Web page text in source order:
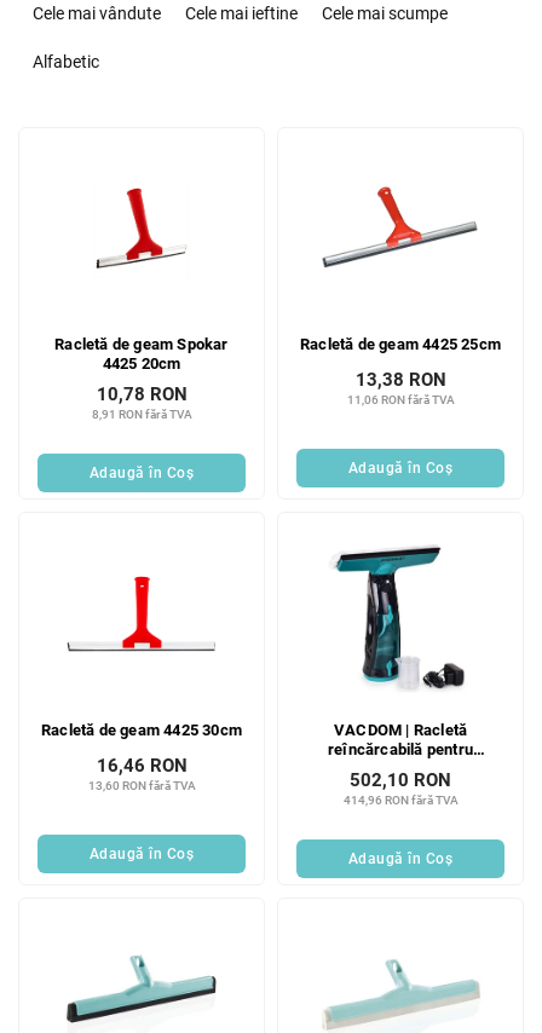
Cele mai vândute Cele mai ieftine Cele mai scumpe
Alfabetic
Racletă de geam Spokar
4425 20cm
8,91 RON fără TVA
10,78 RON
Adaugă în Coş
Racletă de geam 4425 25cm
11,06 RON fără TVA
13,38 RON
Adaugă în Coş
Racletă de geam 4425 30cm
13,60 RON fără TVA
16,46 RON
Adaugă în Coş
VACDOM | Racletă
reîncărcabilă pentru
aspirator de geamuri 3 în 1 |
pulverizator + spălare +
aspirare | 2 rezervoare de 80
414,96 RON fără TVA
502,10 RON
Adaugă în Coş